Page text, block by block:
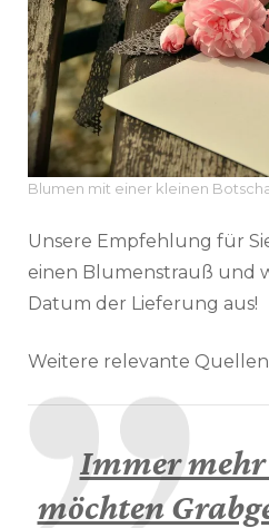
Blumen mit einer kleinen
Unsere Empfehlung für
einen Blumenstrauß und
Datum der Lieferung aus!
Weitere relevante
Immer mehr
möchten